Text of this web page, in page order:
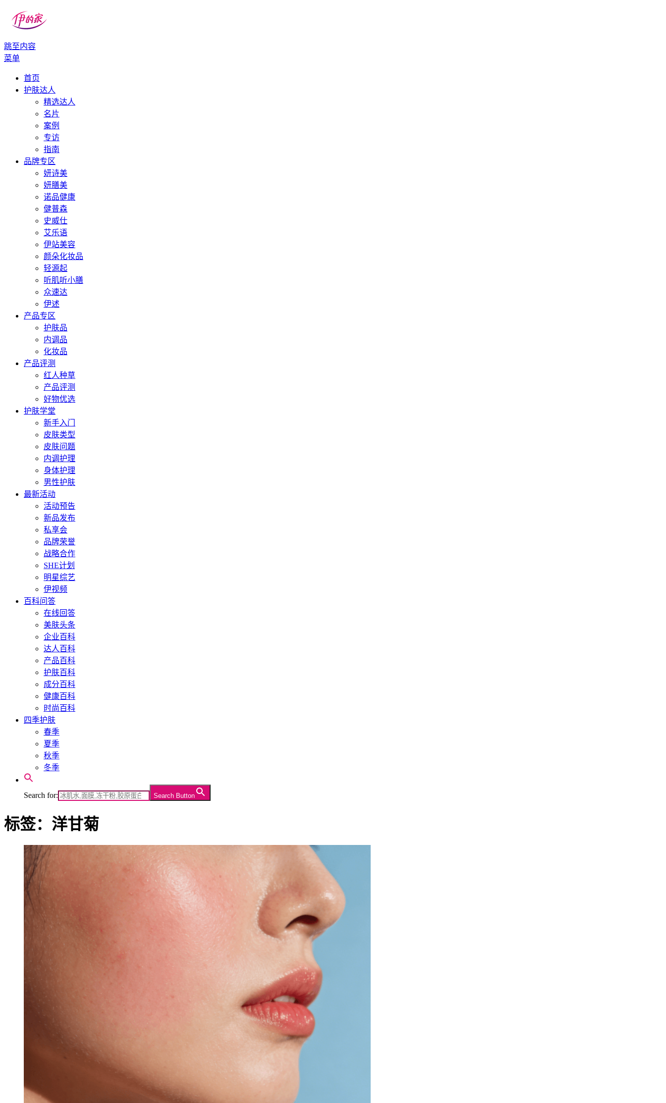
伊的家
伊的家护肤社区官网
跳至内容
菜单
首页
护肤达人
精选达人
名片
案例
专访
指南
品牌专区
妍诗美
妍膳美
诺品健康
健普森
史威仕
艾乐语
伊站美容
颜朵化妆品
轻源起
听肌听小膳
众速达
伊述
产品专区
护肤品
内调品
化妆品
产品评测
红人种草
产品评测
好物优选
护肤学堂
新手入门
皮肤类型
皮肤问题
内调护理
身体护理
男性护肤
最新活动
活动预告
新品发布
私享会
品牌荣誉
战略合作
SHE计划
明星综艺
伊视频
百科问答
在线回答
美肤头条
企业百科
达人百科
产品百科
护肤百科
成分百科
健康百科
时尚百科
四季护肤
春季
夏季
秋季
冬季
Search for: Search Button
标签：洋甘菊